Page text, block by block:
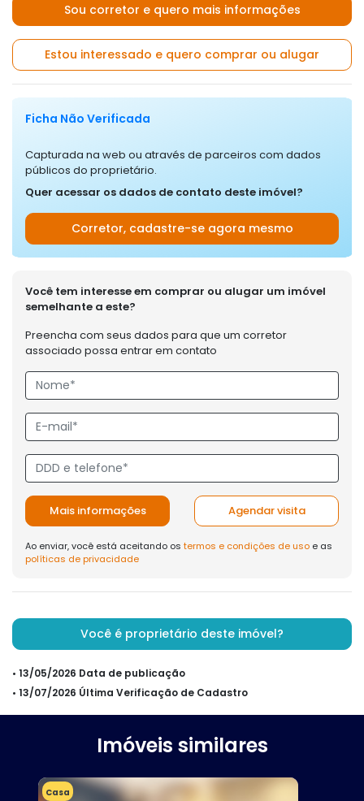
Sou corretor e quero mais informações
Estou interessado e quero comprar ou alugar
Ficha Não Verificada
Capturada na web ou através de parceiros com dados
públicos do proprietário.
Quer acessar os dados de contato deste imóvel?
Corretor, cadastre-se agora mesmo
Você tem interesse em comprar ou alugar um imóvel
semelhante a este?
Preencha com seus dados para que um corretor
associado possa entrar em contato
Mais informações Agendar visita
Ao enviar, você está aceitando os termos e condições de uso e as
políticas de privacidade
Você é proprietário deste imóvel?
• 13/05/2026 Data de publicação
• 13/07/2026 Última Verificação de Cadastro
Imóveis similares
Casa